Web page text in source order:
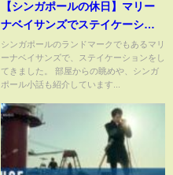
【シンガポールの休日】マリー
ナベイサンズでステイケーショ
ンしてみた
シンガポールのランドマークでもあるマリ
ーナベイサンズで、ステイケーションをし
てきました。 部屋からの眺めや、シンガ
ポール小話も紹介しています...